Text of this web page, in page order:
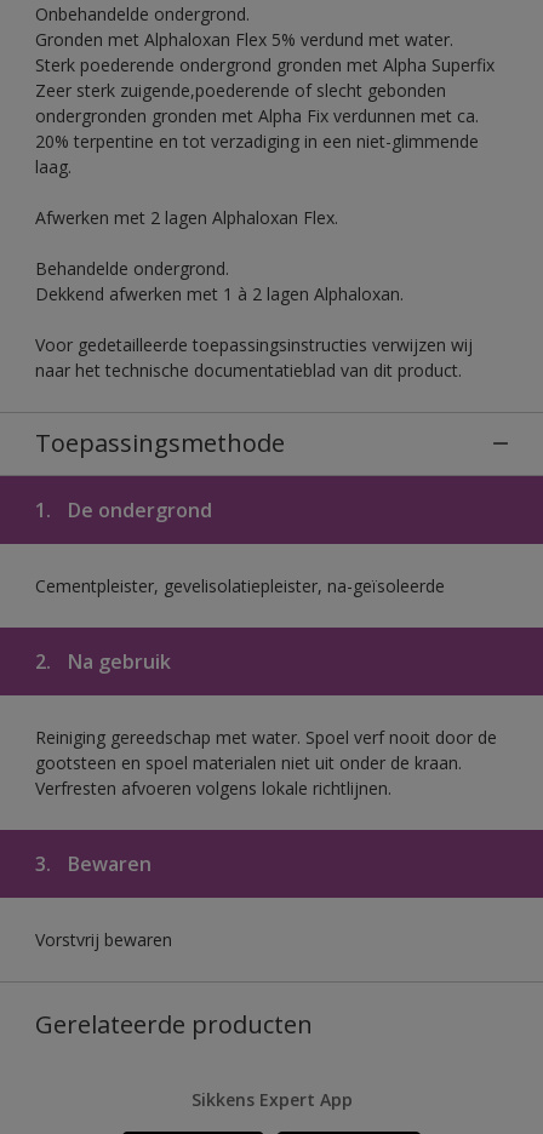
Onbehandelde ondergrond.
Gronden met Alphaloxan Flex 5% verdund met water.
Sterk poederende ondergrond gronden met Alpha Superfix
Zeer sterk zuigende,poederende of slecht gebonden
ondergronden gronden met Alpha Fix verdunnen met ca.
20% terpentine en tot verzadiging in een niet-glimmende
laag.
Afwerken met 2 lagen Alphaloxan Flex.
Behandelde ondergrond.
Dekkend afwerken met 1 à 2 lagen Alphaloxan.
Voor gedetailleerde toepassingsinstructies verwijzen wij
naar het technische documentatieblad van dit product.
Toepassingsmethode
1. De ondergrond
Cementpleister, gevelisolatiepleister, na-geïsoleerde
2. Na gebruik
Reiniging gereedschap met water. Spoel verf nooit door de
gootsteen en spoel materialen niet uit onder de kraan.
Verfresten afvoeren volgens lokale richtlijnen.
3. Bewaren
Vorstvrij bewaren
Gerelateerde producten
Sikkens Expert App